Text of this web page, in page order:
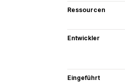
Ressourcen
Entwickler
Eingeführt